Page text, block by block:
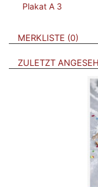
Plakat A 3
VERWEISE AUF
MERKLISTE 0
ZULETZT